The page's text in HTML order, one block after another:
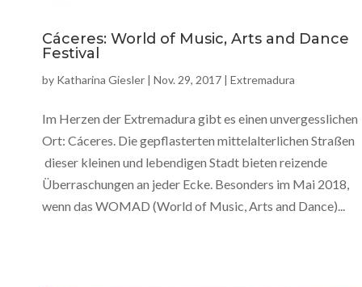
Cáceres: World of Music, Arts and Dance
Festival
by Katharina Giesler | Nov. 29, 2017 | Extremadura
Im Herzen der Extremadura gibt es einen unvergesslichen
Ort: Cáceres. Die gepflasterten mittelalterlichen Straßen
dieser kleinen und lebendigen Stadt bieten reizende
Überraschungen an jeder Ecke. Besonders im Mai 2018,
wenn das WOMAD (World of Music, Arts and Dance)...